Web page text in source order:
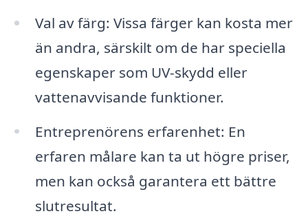
Val av färg: Vissa färger kan kosta mer
än andra, särskilt om de har speciella
egenskaper som UV-skydd eller
vattenavvisande funktioner.
Entreprenörens erfarenhet: En
erfaren målare kan ta ut högre priser,
men kan också garantera ett bättre
slutresultat.